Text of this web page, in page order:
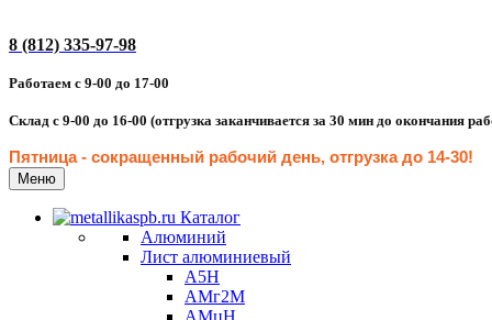
8 (812) 335-97-98
Работаем с 9-00 до 17-00
Склад с 9-00 до 16-00 (отгрузка заканчивается за 30 мин до окончания
Пятница - сокращенный рабочий день, отгрузка до 14-30!
Меню
Каталог
Алюминий
Лист алюминиевый
А5Н
АМг2М
АМцН